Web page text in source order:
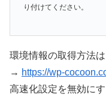
り付けてください。
環境情報の取得方法は
→ https://wp-
高速化設定を無効にす